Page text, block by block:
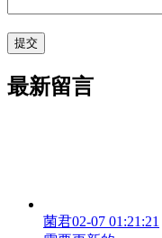
最新留言
菌君02-07 01:21:21